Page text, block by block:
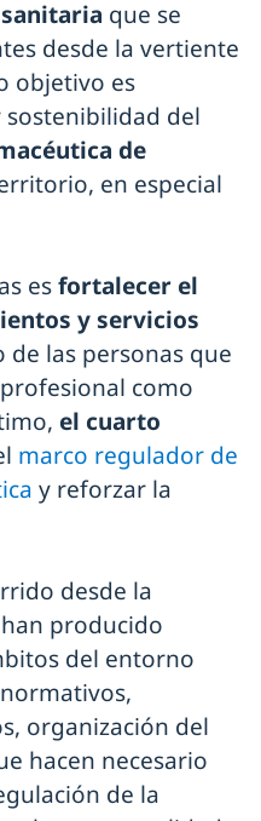
que se
desde la vertiente
objetivo es
del
de
en especial
esfortalecer el
y servicios
de las personas que
como
el cuarto
marco regulador de
y reforzar la
desde la
producido
del entorno
organización del
hacen necesario
de la